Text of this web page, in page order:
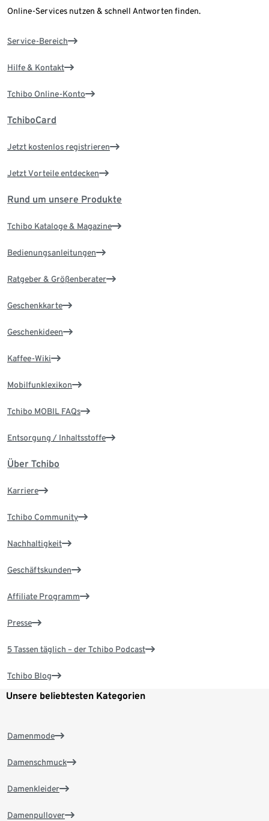
Online-Services nutzen & schnell Antworten finden.
Service-Bereich
Hilfe & Kontakt
Tchibo Online-Konto
TchiboCard
Jetzt kostenlos registrieren
Jetzt Vorteile entdecken
Rund um unsere Produkte
Tchibo Kataloge & Magazine
Bedienungsanleitungen
Ratgeber & Größenberater
Geschenkkarte
Geschenkideen
Kaffee-Wiki
Mobilfunklexikon
Tchibo MOBIL FAQs
Entsorgung / Inhaltsstoffe
Über Tchibo
Karriere
Tchibo Community
Nachhaltigkeit
Geschäftskunden
Affiliate Programm
Presse
5 Tassen täglich – der Tchibo Podcast
Tchibo Blog
Unsere beliebtesten Kategorien
Damenmode
Damenschmuck
Damenkleider
Damenpullover